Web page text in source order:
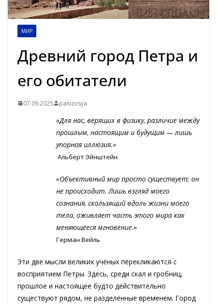
МИР
Древний город Петра и
его обитатели
07.09.2025 panizosya
«Для нас, верящих в физику, различие между
прошлым, настоящим и будущим — лишь
упорная иллюзия.»
Альберт Эйнштейн
«Объективный мир просто существует; он
не происходит. Лишь взгляд моего
сознания, скользящий вдоль жизни моего
тела, оживляет часть этого мира как
меняющееся мгновение.»
Герман Вейль
Эти две мысли великих учёных перекликаются с
восприятием Петры. Здесь, среди скал и гробниц,
прошлое и настоящее будто действительно
существуют рядом, не разделённые временем. Город